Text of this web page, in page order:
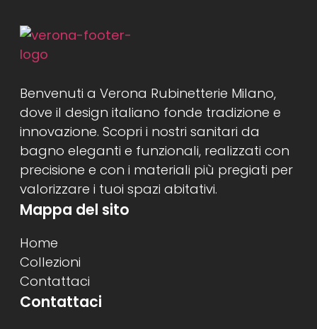
Benvenuti a Verona Rubinetterie Milano,
dove il design italiano fonde tradizione e
innovazione. Scopri i nostri sanitari da
bagno eleganti e funzionali, realizzati con
precisione e con i materiali più pregiati per
valorizzare i tuoi spazi abitativi.
Mappa del sito
Home
Collezioni
Contattaci
Contattaci